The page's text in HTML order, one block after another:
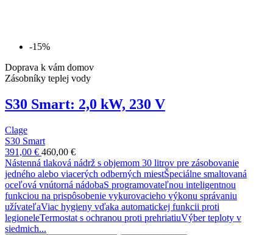
-15%
Doprava k vám domov
Zásobníky teplej vody
S30 Smart: 2,0 kW, 230 V
Clage
S30 Smart
391,00 € 460,00 €
Nástenná tlaková nádrž s objemom 30 litrov pre zásobovanie
jedného alebo viacerých odberných miestŠpeciálne smaltovaná
oceľová vnútorná nádobaS programovateľnou inteligentnou
funkciou na prispôsobenie vykurovacieho výkonu správaniu
užívateľaViac hygieny vďaka automatickej funkcii proti
legioneleTermostat s ochranou proti prehriatiuVýber teploty v
siedmich...